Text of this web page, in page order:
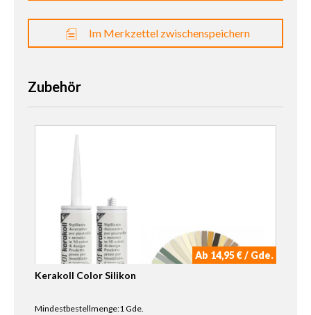
Im Merkzettel zwischenspeichern
Zubehör
Ab 14,95 € / Gde.
Kerakoll Color Silikon
Mindestbestellmenge:1 Gde.